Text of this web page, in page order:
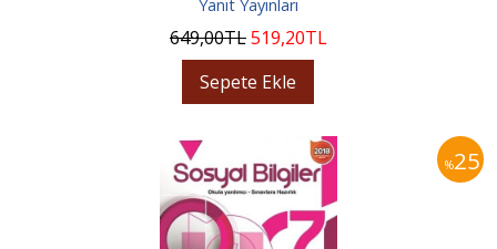
Yanıt Yayınları
649,00TL519,20TL
Sepete Ekle
%25